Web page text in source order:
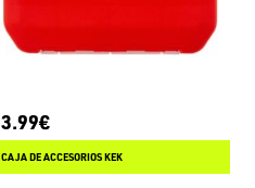
3.99€
CAJA DE ACCESORIOS KEK